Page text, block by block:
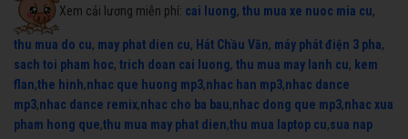
Xem cải lương miễn phí: cai luong, thu mua xe nuoc mia cu,
thu mua do cu, may phat dien cu, Hát Chầu Văn, máy phát điện 3 pha,
sach toi pham hoc, trich doan cai luong, thu mua may lanh cu, kem
flan,the hinh,nhac que huong mp3,nhac han mp3,nhac dance
mp3,nhac dance remix,nhac cho ba bau,nhac dong que mp3,nhac xua
pham hong que,thu mua may phat dien,thu mua laptop cu,sua nap